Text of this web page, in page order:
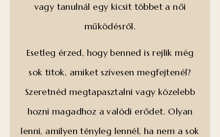
vagy tanulnál egy kicsit többet a női
működésről.
Esetleg érzed, hogy benned is rejlik még
sok titok, amiket szívesen megfejtenél?
Szeretnéd megtapasztalni vagy közelebb
hozni magadhoz a valódi erődet. Olyan
lenni, amilyen tényleg lennél, ha nem a sok